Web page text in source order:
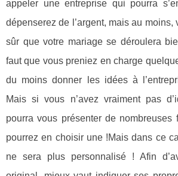
appeler une entreprise qui pourra
dépenserez de l’argent, mais au moins,
sûr que votre mariage se déroulera
faut que vous preniez en charge
du moins donner les idées à
Mais si vous n’avez vraiment pas
pourra vous présenter de nombreuses
pourrez en choisir une !Mais dans ce
ne sera plus personnalisé ! Afin